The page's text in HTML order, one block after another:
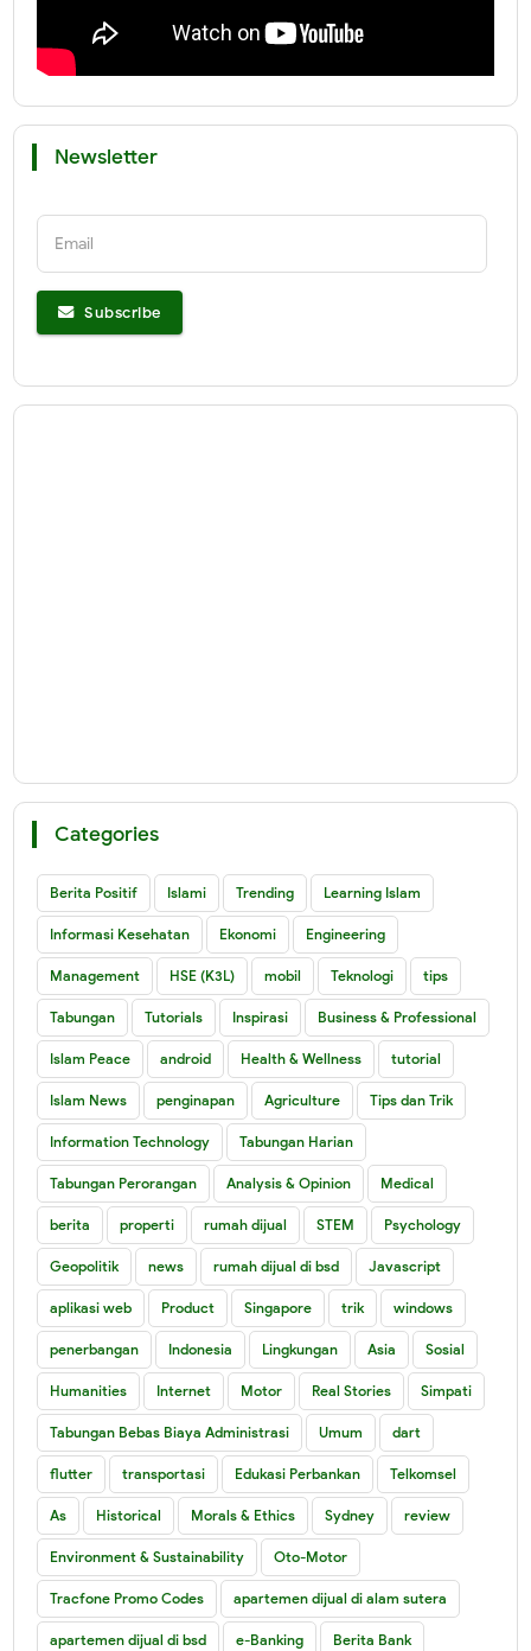
Newsletter
Email
Subscribe
Categories
Berita Positif Islami Trending Learning Islam
Informasi Kesehatan Ekonomi Engineering
Management HSE (K3L) mobil Teknologi tips
Tabungan Tutorials Inspirasi Business & Professional
Islam Peace android Health & Wellness tutorial
Islam News penginapan Agriculture Tips dan Trik
Information Technology Tabungan Harian
Tabungan Perorangan Analysis & Opinion Medical
berita properti rumah dijual STEM Psychology
Geopolitik news rumah dijual di bsd Javascript
aplikasi web Product Singapore trik windows
penerbangan Indonesia Lingkungan Asia Sosial
Humanities Internet Motor Real Stories Simpati
Tabungan Bebas Biaya Administrasi Umum dart
flutter transportasi Edukasi Perbankan Telkomsel
As Historical Morals & Ethics Sydney review
Environment & Sustainability Oto-Motor
Tracfone Promo Codes apartemen dijual di alam sutera
apartemen dijual di bsd e-Banking Berita Bank